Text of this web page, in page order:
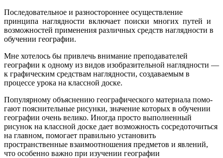
Последовательное и разностороннее осуществление
принципа наглядности включает поиски многих путей и
возмож­ностей применения различных средств наглядности в
обучении географии.
Мне хотелось бы привлечь внимание преподавате­лей
географии к одному из видов изобразительной нагляднос­ти —
к графическим средствам наглядности, создаваемым в
процессе урока на классной доске.
Популярному объяснению географического материала помо­
гают пояснительные рисунки, значение которых в обучении
географии очень велико. Иногда просто выполненный
рисунок на классной доске дает возможность сосредоточиться
на глав­ном, помогает правильно установить
пространственные взаимо­отношения предметов и явлений,
что особенно важно при изу­чении географии